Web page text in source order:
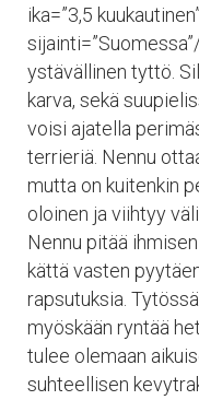
ika=”3,5
ystävällinen tyttö.
karva, sekä
voisi ajatella
terrieriä. Nennu
mutta on kuitenkin
oloinen ja viihtyy
Nennu pitää
kättä vasten
rapsutuksia.
myöskään ryntää
tulee olemaan
suhteellisen